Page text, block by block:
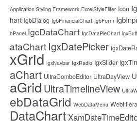
Application Styling Framework ExcelStyleFilter Icon
hart IgbDialog IgbFinancialChart IgbForm
bPanel IgcDataChart IgcDataPieChart
ataChart IgxDatePicker
xGrid IgxNavbar IgxRadio IgxSlider
aChart UltraComboEditor UltraDayView
aGrid UltraTimelineView
ebDataGrid WebDataMenu
DataChart